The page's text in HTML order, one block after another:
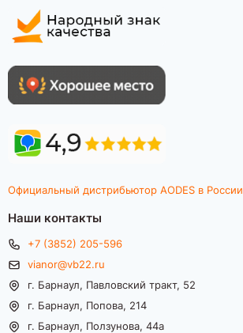
Официальный дистрибьютор AODES в России
Наши контакты
+7 (3852) 205-596
vianor@vb22.ru
г. Барнаул, Павловский тракт, 52
г. Барнаул, Попова, 214
г. Барнаул, Ползунова, 44а